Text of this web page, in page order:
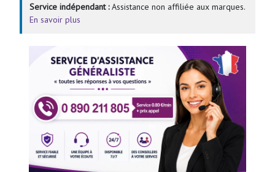
Service indépendant :Assistance non affiliée aux marques.
En savoir plus